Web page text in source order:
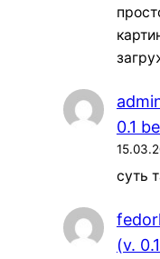
0.1
суть
(v.